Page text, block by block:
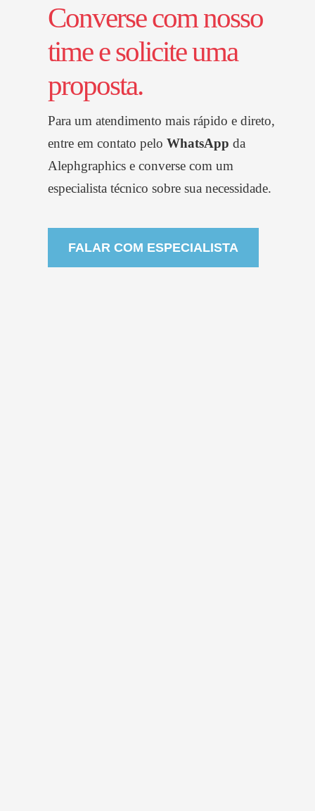
Converse com nosso
time e solicite uma
proposta.
Para um atendimento mais rápido e direto,
entre em contato pelo WhatsApp da
Alephgraphicse converse com um
especialista técnico sobre sua necessidade.
FALAR COM ESPECIALISTA